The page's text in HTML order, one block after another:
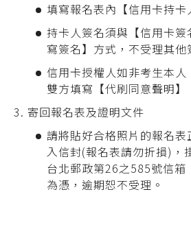
填寫報名表內【信用卡持卡
持卡人簽名須與【信用卡
寫簽名】方式，不受理其他
信用卡授權人如非考生本
雙方填寫【代刷同意聲明】
3. 寄回報名表及證明文件
請將貼好合格照片的報名
入信封(報名表請勿折損)，
台北郵政第26之585號信箱
為憑，逾期恕不受理。